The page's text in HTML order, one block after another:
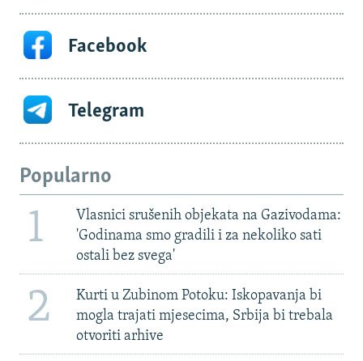
Facebook
Telegram
Popularno
1
Vlasnici srušenih objekata na Gazivodama:
'Godinama smo gradili i za nekoliko sati
ostali bez svega'
2
Kurti u Zubinom Potoku: Iskopavanja bi
mogla trajati mjesecima, Srbija bi trebala
otvoriti arhive